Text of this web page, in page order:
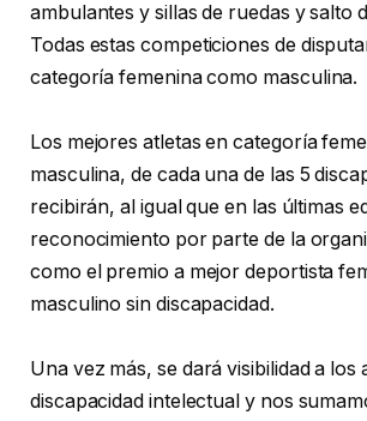
ambulantes y sillas de ruedas y salto
Todas estas competiciones de
categoría femenina como masculina.
Los mejores atletas en categoría
masculina, de cada una de las 5
recibirán, al igual que en las últimas
reconocimiento por parte de la
como el premio a mejor deportista
masculino sin discapacidad.
Una vez más, se dará visibilidad a los
discapacidad intelectual y nos